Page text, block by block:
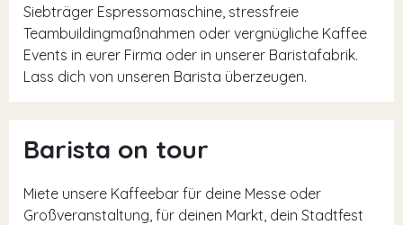
Siebträger Espressomaschine, stressfreie
Teambuildingmaßnahmen oder vergnügliche Kaffee
Events in eurer Firma oder in unserer Baristafabrik.
Lass dich von unseren Barista überzeugen.
Barista on tour
Miete unsere Kaffeebar für deine Messe oder
Großveranstaltung, für deinen Markt, dein Stadtfest